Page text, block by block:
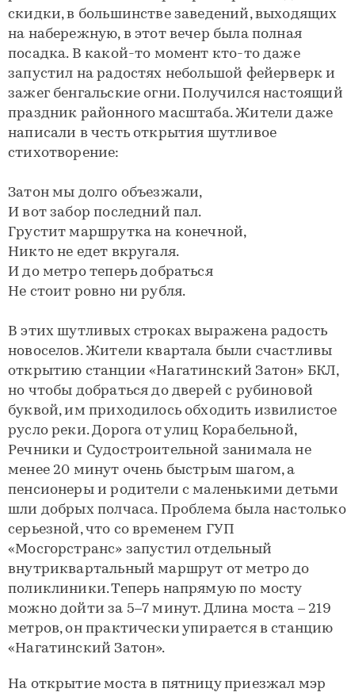
скидки, в большинстве заведений, выходящих
на набережную, в этот вечер была полная
посадка. В какой-то момент кто-то даже
запустил на радостях небольшой фейерверк и
зажег бенгальские огни. Получился настоящий
праздник районного масштаба. Жители даже
написали в честь открытия шутливое
стихотворение:
Затон мы долго объезжали,
И вот забор последний пал.
Грустит маршрутка на конечной,
Никто не едет вкругаля.
И до метро теперь добраться
Не стоит ровно ни рубля.
В этих шутливых строках выражена радость
новоселов. Жители квартала были счастливы
открытию станции «Нагатинский Затон» БКЛ,
но чтобы добраться до дверей с рубиновой
буквой, им приходилось обходить извилистое
русло реки. Дорога от улиц Корабельной,
Речники и Судостроительной занимала не
менее 20 минут очень быстрым шагом, а
пенсионеры и родители с маленькими детьми
шли добрых полчаса. Проблема была настолько
серьезной, что со временем ГУП
«Мосгорстранс» запустил отдельный
внутриквартальный маршрут от метро до
поликлиники. Теперь напрямую по мосту
можно дойти за 5–7 минут. Длина моста – 219
метров, он практически упирается в станцию
«Нагатинский Затон».
На открытие моста в пятницу приезжал мэр